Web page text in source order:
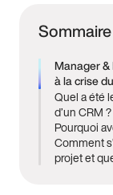
Sommaire
Manager
à la crise
Quel a été
d’un CRM ?
Pourquoi
Comment
projet et